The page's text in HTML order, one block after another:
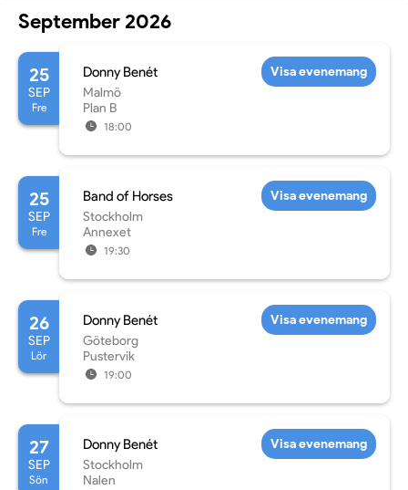
September 2026
25
SEP
Fre
Donny Benét
Malmö
Plan B
18:00
Visa evenemang
25
SEP
Fre
Band of Horses
Stockholm
Annexet
19:30
Visa evenemang
26
SEP
Lör
Donny Benét
Göteborg
Pustervik
19:00
Visa evenemang
27
SEP
Sön
Donny Benét
Stockholm
Nalen
Visa evenemang